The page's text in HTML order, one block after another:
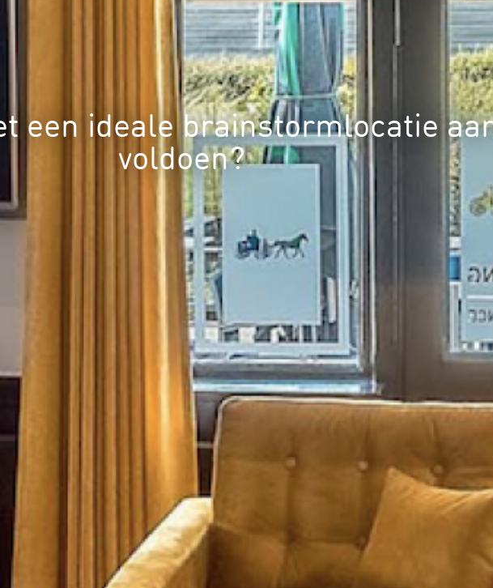
een ideale brainstormlocatie
voldoen?